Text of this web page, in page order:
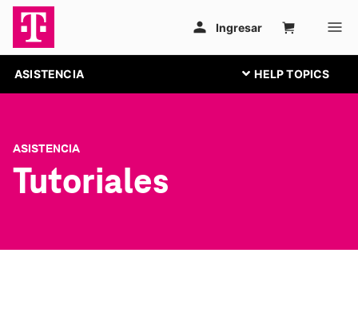
ASISTENCIA
ASISTENCIA
Tutoriales